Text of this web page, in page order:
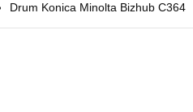
Drum Konica Minolta Bizhub C364